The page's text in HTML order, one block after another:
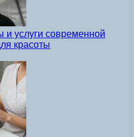
услуги современной
красоты